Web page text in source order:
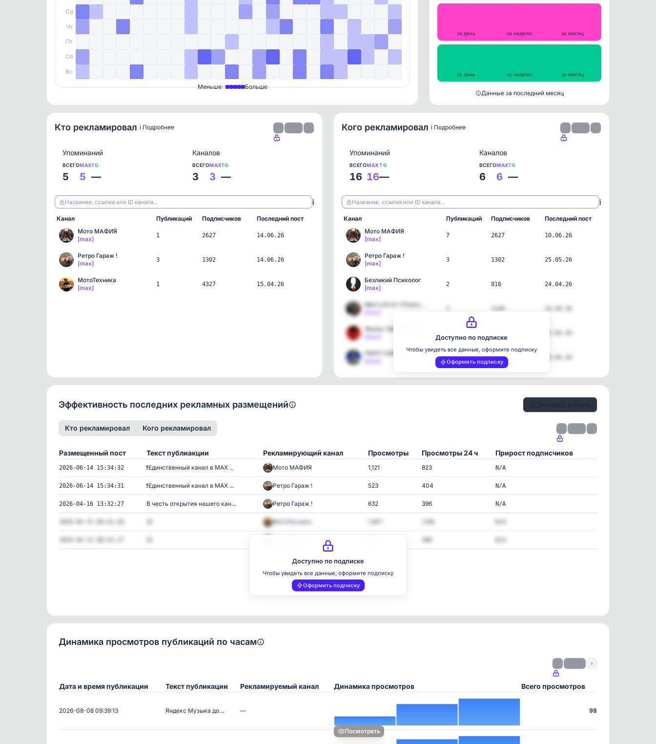
Ср
Чт
Пт
Сб
Вс
Меньше Больше
за день за неделю за месяц
за день за неделю за месяц
Данные за последний месяц
Кто рекламировал ℹ️ Подробнее
Упоминаний
ВСЕГО
5
MAX
5
TG
—
Каналов
ВСЕГО
3
MAX
3
TG
—
Название, ссылка или ID канала… ℹ️
Канал Публикаций Подписчиков
Последний пост
Мото МАФИЯ
[max]
1 2627 14.06.26
Ретро Гараж !
[max]
3 1302 14.06.26
МотоТехника
[max]
1 4327 15.04.26
Кого рекламировал ℹ️ Подробнее
Упоминаний
ВСЕГО
16
MAX
16
TG
—
Каналов
ВСЕГО
6
MAX
6
TG
—
Название, ссылка или ID канала… ℹ️
Канал Публикаций Подписчиков
Последний пост
Мото МАФИЯ
[max]
7 2627 10.06.26
Ретро Гараж !
[max]
3 1302 25.05.26
Безликий Психолог
[max]
2 816 24.04.26
FIGHT CARD🥇
1 2563
Доступно по подписке
Чтобы увидеть все данные, оформите подписку
Оформить подписку
Эффективность последних рекламных размещений
Кто рекламировал Кого рекламировал
Размещенный пост Текст публиакции Рекламирующий канал Просмотры Просмотры 24 ч Прирост подписчиков
2026-06-14 15:34:32 ❗️Единственный канал в MAX ... Мото МАФИЯ 1,121 823 N/A
2026-06-14 15:34:31 ❗️Единственный канал в MAX ... Ретро Гараж ! 523 404 N/A
2026-04-16 13:32:27 В честь открытия нашего кан... Ретро Гараж ! 632 396 N/A
МотоТехника
Доступно по подписке
Чтобы увидеть все данные, оформите подписку
Оформить подписку
Динамика просмотров публикаций по часам
›
Дата и время публикации Текст публикации Рекламируемый канал Динамика просмотров Всего просмотров
2026-08-08 09:39:13 Яндекс Музыка до… —
Посмотреть
98